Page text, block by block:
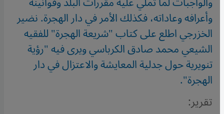
وأعرافه وعاداته، فكذلك الأمر في دار الهجرة. نضير
الخزرجي اطلع على كتاب "شريعة الهجرة" للفقيه
الشيعي محمد صادق الكرباسي ويرى فيه "رؤية
تنويرية حول جدلية المعايشة والاعتزال في دار
الهجرة".
تقرير: